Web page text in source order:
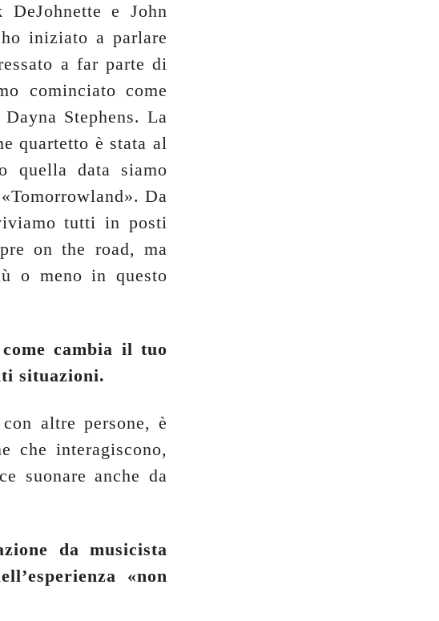
e John
iniziato a parlare
a far parte di
cominciato come
Stephens. La
quartetto è stata al
quella data siamo
Da
tutti in posti
on the road, ma
o meno in questo
cambia il tuo
situazioni.
altre persone, è
che interagiscono,
suonare anche da
da musicista
«non